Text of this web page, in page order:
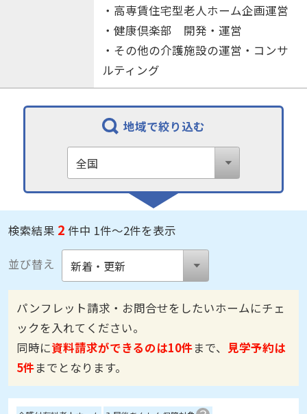
・高専賃住宅型老人ホーム企画運営
・健康倶楽部 開発・運営
・その他の介護施設の運営・コンサ
ルティング
地域で絞り込む
検索結果 2 件中 1件～2件を表示
並び替え
パンフレット請求・お問合せをしたいホームにチェ
ックを入れてください。
同時に資料請求ができるのは10件まで、 見学予約は
5件までとなります。